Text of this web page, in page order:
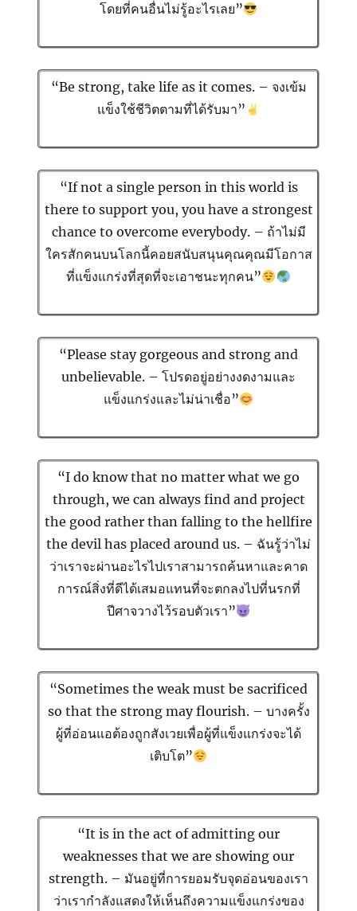
โดยที่คนอื่นไม่รู้อะไรเลย”
“Be strong, take life as it comes. – จงเข้ม
แข็งใช้ชีวิตตามที่ได้รับมา”
“If not a single person in this world is
there to support you, you have a strongest
chance to overcome everybody. – ถ้าไม่มี
ใครสักคนบนโลกนี้คอยสนับสนุนคุณคุณมีโอกาส
ที่แข็งแกร่งที่สุดที่จะเอาชนะทุกคน”
“Please stay gorgeous and strong and
unbelievable. – โปรดอยู่อย่างงดงามและ
แข็งแกร่งและไม่น่าเชื่อ”
“I do know that no matter what we go
through, we can always find and project
the good rather than falling to the hellfire
the devil has placed around us. – ฉันรู้ว่าไม่
ว่าเราจะผ่านอะไรไปเราสามารถค้นหาและคาด
การณ์สิ่งที่ดีได้เสมอแทนที่จะตกลงไปที่นรกที่
ปีศาจวางไว้รอบตัวเรา”
“Sometimes the weak must be sacrificed
so that the strong may flourish. – บางครั้ง
ผู้ที่อ่อนแอต้องถูกสังเวยเพื่อผู้ที่แข็งแกร่งจะได้
เติบโต”
“It is in the act of admitting our
weaknesses that we are showing our
strength. – มันอยู่ที่การยอมรับจุดอ่อนของเรา
ว่าเรากำลังแสดงให้เห็นถึงความแข็งแกร่งของ